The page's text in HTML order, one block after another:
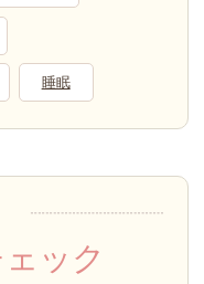
睡眠
ック